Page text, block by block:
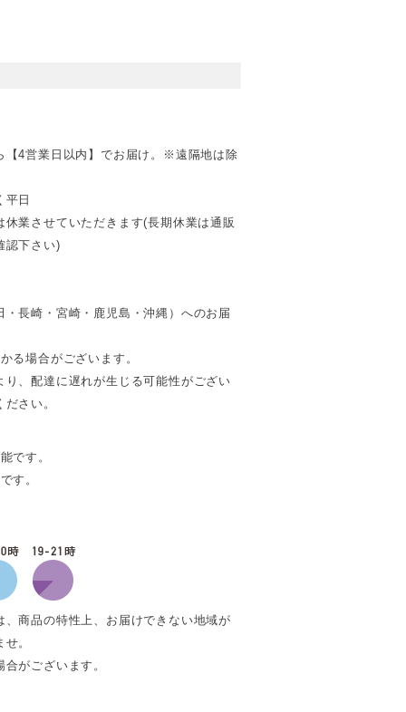
【4営業日以内】でお届け。※遠隔地は除
日
業させていただきます(長期休業は通販
認下さい)
長崎・宮崎・鹿児島・沖縄）へのお届
る場合がございます。
、配達に遅れが生じる可能性がござい
さい。
です。
す。
商品の特性上、お届けできない地域が
。
がございます。